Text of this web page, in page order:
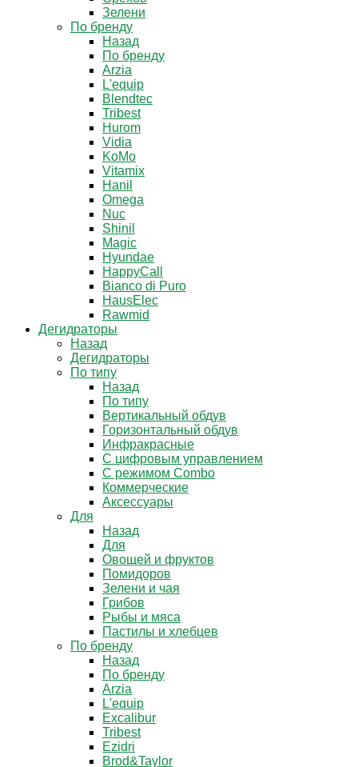
Зелени
По бренду
Назад
По бренду
Arzia
L'equip
Blendtec
Tribest
Hurom
Vidia
KoMo
Vitamix
Hanil
Omega
Nuc
Shinil
Magic
Hyundae
HappyCall
Bianco di Puro
HausElec
Rawmid
Дегидраторы
Назад
Дегидраторы
По типу
Назад
По типу
Вертикальный обдув
Горизонтальный обдув
Инфракрасные
С цифровым управлением
С режимом Combo
Коммерческие
Аксессуары
Для
Назад
Для
Овощей и фруктов
Помидоров
Зелени и чая
Грибов
Рыбы и мяса
Пастилы и хлебцев
По бренду
Назад
По бренду
Arzia
L'equip
Excalibur
Tribest
Ezidri
Brod&Taylor